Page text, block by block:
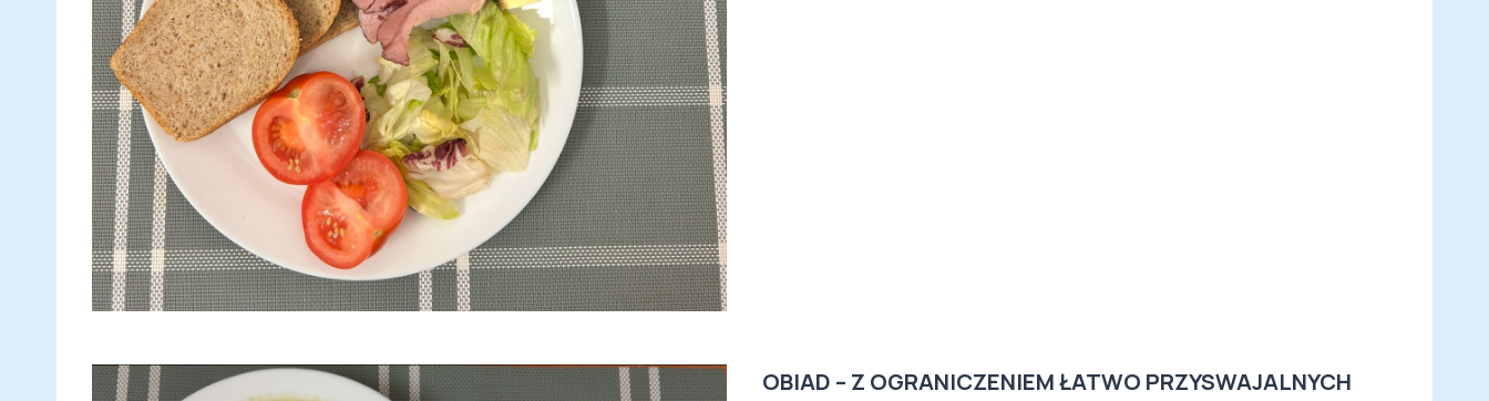
OBIAD – Z OGRANICZENIEM ŁATWO PRZYSWAJALNYCH